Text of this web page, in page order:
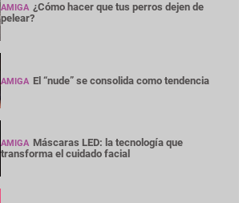
AMIGA ¿Cómo hacer que tus perros dejen de
pelear?
AMIGA El “nude” se consolida como tendencia
AMIGA Máscaras LED: la tecnología que
transforma el cuidado facial